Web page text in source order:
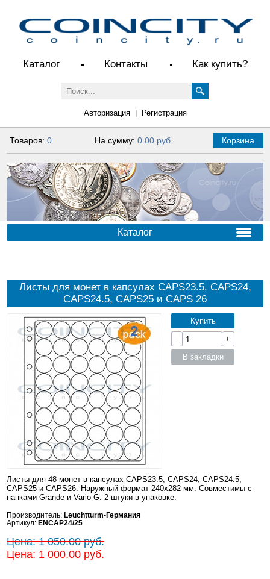
Каталог Контакты Как купить?
Авторизация| Регистрация
Товаров:0 На сумму: 0.00 руб. Корзина
Каталог
Листы для монет в капсулах CAPS23.5, CAPS24,
CAPS24.5, CAPS25 и CAPS 26
Листы для 48 монет в капсулах CAPS23.5, CAPS24, CAPS24.5,
CAPS25 и CAPS26. Наружный формат 240x282 мм. Совместимы с
папками Grande и Vario G. 2 штуки в упаковке.
Производитель: Leuchtturm-Германия
Артикул: ENCAP24/25
Цена: 1 050.00 руб.
Цена: 1 000.00 руб.
Купить
-
+
В закладки